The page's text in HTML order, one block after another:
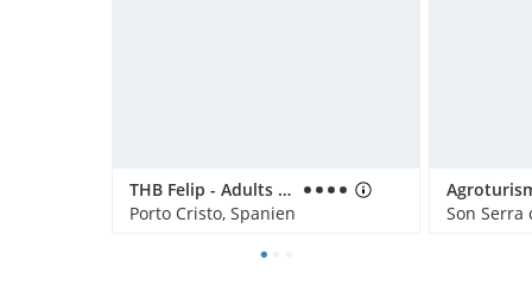
THB Felip - Adults only
Porto Cristo, Spanien
Son Serra